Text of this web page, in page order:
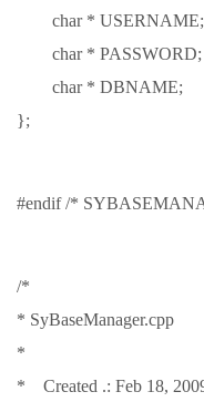
char *
char *
char * DBNAME;
};
#endif /*
/*
* SyBaseManager.cpp
*
* Created .: Feb 18,